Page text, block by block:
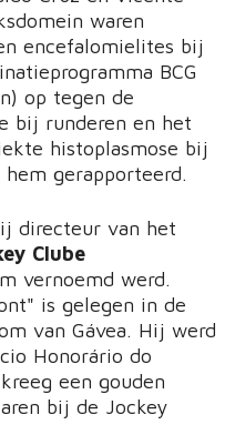
waren
encefalomielites bij
BCG
op tegen de
bij runderen en het
histoplasmose bij
gerapporteerd.
directeur van het
Clube
vernoemd werd.
is gelegen in de
van Gávea. Hij werd
Honorário do
een gouden
bij de Jockey